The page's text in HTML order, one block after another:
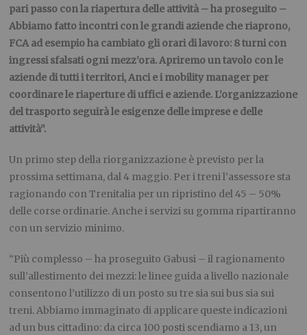
pari passo con la riapertura delle attività – ha proseguito –
Abbiamo fatto incontri con le grandi aziende che riaprono,
FCA ad esempio ha cambiato gli orari di lavoro: 8 turni con
ingressi sfalsati ogni mezz’ora. Apriremo un tavolo con le
aziende di tutti i territori, Anci e i mobility manager per
coordinare le riaperture di uffici e aziende. L’organizzazione
del trasporto seguirà le esigenze delle imprese e delle
attività”.
Un primo step della riorganizzazione è previsto per la
prossima settimana, dal 4 maggio. Per i treni l’assessore sta
ragionando con Trenitalia per un ripristino del 45 – 50%
delle corse ordinarie. Anche i servizi su gomma ripartiranno
con un servizio minimo.
“Più complesso – ha proseguito Gabusi – il ragionamento
sull’allestimento dei mezzi: le linee guida a livello nazionale
consentono l’utilizzo di un posto su tre sia sui bus sia sui
treni. Abbiamo immaginato di applicare queste indicazioni
ad un bus cittadino: da circa 100 posti scendiamo a 13, un